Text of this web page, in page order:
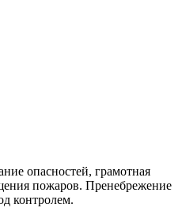
опасностей, грамотная
пожаров. Пренебрежение
контролем.